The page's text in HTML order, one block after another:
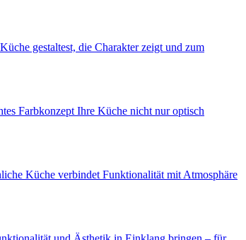
gestaltest, die Charakter zeigt und zum
Farbkonzept Ihre Küche nicht nur optisch
Küche verbindet Funktionalität mit Atmosphäre